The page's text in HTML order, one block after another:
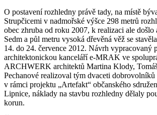
O postavení rozhledny právě tady, na místě
Strupčicemi v nadmořské výšce 298 metrů
obec zhruba od roku 2007, k realizaci ale došlo
Sedm a půl metru vysoká dřevěná věž se
14. do 24. července 2012. Návrh vypracovaný
architektonickou kanceláří e-MRAK ve
ARCHWERK architektů Martina Klody,
Pechanové realizoval tým dvaceti
v rámci projektu „Artefakt“ občanského
Lipnice, náklady na stavbu rozhledny dělaly
korun.